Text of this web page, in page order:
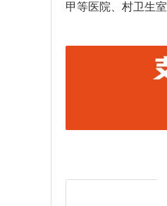
甲等医院、村卫生